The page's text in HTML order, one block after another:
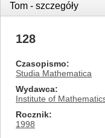
Tom - szczegóły
128
Czasopismo
Studia Mathematica
Wydawca
Institute of
Rocznik
1998